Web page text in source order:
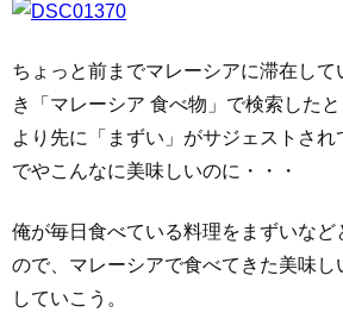
ちょっと前までマレーシアに滞在して
き「マレーシア 食べ物」で検索したと
より先に「まずい」がサジェストさ
でやこんなに美味しいのに・・・
俺が毎日食べている料理をまずいなど
ので、マレーシアで食べてきた美味し
していこう。